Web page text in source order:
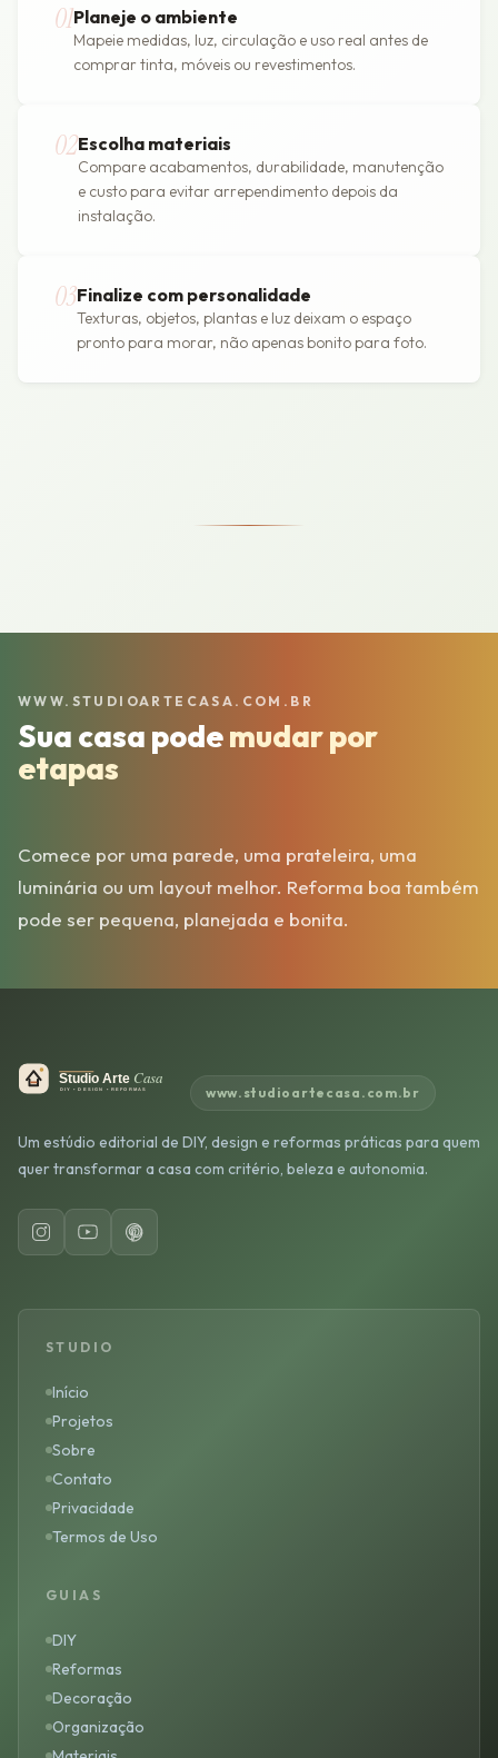
01Planeje o ambiente
Mapeie medidas, luz, circulação e uso real antes de
comprar tinta, móveis ou revestimentos.
02Escolha materiais
Compare acabamentos, durabilidade, manutenção
e custo para evitar arrependimento depois da
instalação.
03Finalize com personalidade
Texturas, objetos, plantas e luz deixam o espaço
pronto para morar, não apenas bonito para foto.
WWW.STUDIOARTECASA.COM.BR
Sua casa podemudar por
etapas
Comece por uma parede, uma prateleira, uma
luminária ou um layout melhor. Reforma boa também
pode ser pequena, planejada e bonita.
www.studioartecasa.com.br
Um estúdio editorial de DIY, design e reformas práticas para quem
quer transformar a casa com critério, beleza e autonomia.
STUDIO
Início
Projetos
Sobre
Contato
Privacidade
Termos de Uso
GUIAS
DIY
Reformas
Decoração
Organização